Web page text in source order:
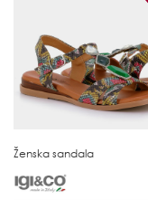
Ženska sandala